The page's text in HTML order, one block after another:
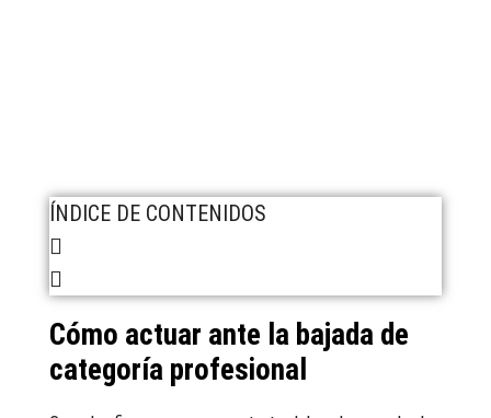
ÍNDICE DE CONTENIDOS
Cómo actuar ante la bajada de
categoría profesional